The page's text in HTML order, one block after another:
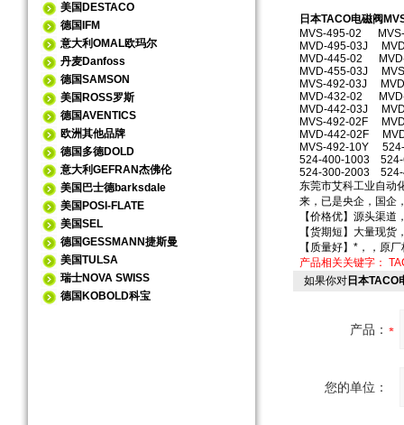
美国DESTACO
德国IFM
意大利OMAL欧玛尔
丹麦Danfoss
德国SAMSON
美国ROSS罗斯
德国AVENTICS
欧洲其他品牌
德国多德DOLD
意大利GEFRAN杰佛伦
美国巴士德barksdale
美国POSI-FLATE
美国SEL
德国GESSMANN捷斯曼
美国TULSA
瑞士NOVA SWISS
德国KOBOLD科宝
日本TACO电磁阀
MVS-495-02
MVD-495-03J
MVD-445-02
MVD-455-03J
MVS-492-03J
MVD-432-02
MVD-442-03J
MVS-492-02F
MVD-442-02F
MVS-492-10Y
524-400-1003
524-300-2003 524-
东莞市艾科工业自动
来，已是央企，国企
【价格优】源头渠
【货期短】大量现
【质量好】*，，原
产品相关关键字：
如果你对 日本TACO
产品：
您的单位：